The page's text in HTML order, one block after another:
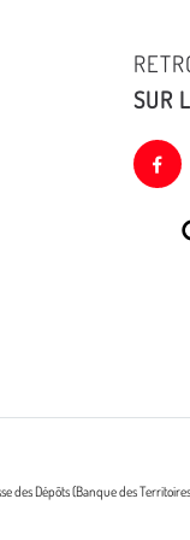
SUR
des Dépôts (Banque des